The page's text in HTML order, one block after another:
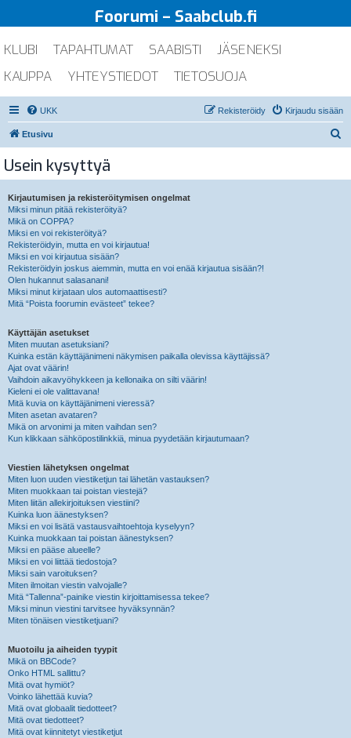
Foorumi – Saabclub.fi
KLUBI TAPAHTUMAT SAABISTI
JÄSENEKSI
KAUPPA
YHTEYSTIEDOT TIETOSUOJA
UKK Kirjaudu sisään
Rekisteröidy
Etusivu
Usein kysyttyä
Kirjautumisen ja rekisteröitymisen ongelmat
Miksi minun pitää rekisteröityä?
Mikä on COPPA?
Miksi en voi rekisteröityä?
Rekisteröidyin, mutta en voi kirjautua!
Miksi en voi kirjautua sisään?
Rekisteröidyin joskus aiemmin, mutta en voi enää kirjautua sisään?!
Olen hukannut salasanani!
Miksi minut kirjataan ulos automaattisesti?
Mitä “Poista foorumin evästeet” tekee?
Käyttäjän asetukset
Miten muutan asetuksiani?
Kuinka estän käyttäjänimeni näkymisen paikalla olevissa käyttäjissä?
Ajat ovat väärin!
Vaihdoin aikavyöhykkeen ja kellonaika on silti väärin!
Kieleni ei ole valittavana!
Mitä kuvia on käyttäjänimeni vieressä?
Miten asetan avataren?
Mikä on arvonimi ja miten vaihdan sen?
Kun klikkaan sähköpostilinkkiä, minua pyydetään kirjautumaan?
Viestien lähetyksen ongelmat
Miten luon uuden viestiketjun tai lähetän vastauksen?
Miten muokkaan tai poistan viestejä?
Miten liitän allekirjoituksen viestiini?
Kuinka luon äänestyksen?
Miksi en voi lisätä vastausvaihtoehtoja kyselyyn?
Kuinka muokkaan tai poistan äänestyksen?
Miksi en pääse alueelle?
Miksi en voi liittää tiedostoja?
Miksi sain varoituksen?
Miten ilmoitan viestin valvojalle?
Mitä “Tallenna”-painike viestin kirjoittamisessa tekee?
Miksi minun viestini tarvitsee hyväksynnän?
Miten tönäisen viestiketjuani?
Muotoilu ja aiheiden tyypit
Mikä on BBCode?
Onko HTML sallittu?
Mitä ovat hymiöt?
Voinko lähettää kuvia?
Mitä ovat globaalit tiedotteet?
Mitä ovat tiedotteet?
Mitä ovat kiinnitetyt viestiketjut